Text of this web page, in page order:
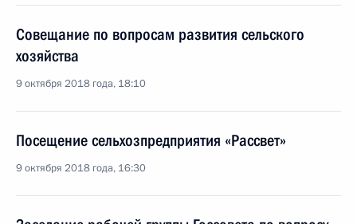
Совещание по вопросам развития сельского
хозяйства
9 октября 2018 года, 18:10
Посещение сельхозпредприятия «Рассвет»
9 октября 2018 года, 16:30